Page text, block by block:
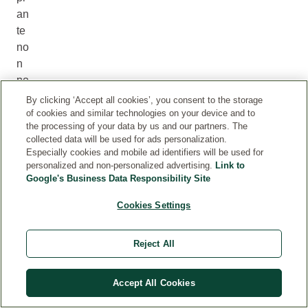
an
te
no
n
po
ss
do
no
gli
oc
no
By clicking ‘Accept all cookies’, you consent to the storage
of cookies and similar technologies on your device and to
the processing of your data by us and our partners. The
collected data will be used for ads personalization.
Especially cookies and mobile ad identifiers will be used for
personalized and non-personalized advertising. Link to
Google's Business Data Responsibility Site
Cookies Settings
Reject All
Accept All Cookies